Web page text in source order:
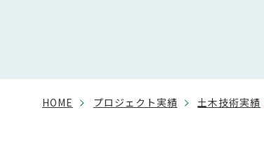
HOME プロジェクト実績 土木技術実績